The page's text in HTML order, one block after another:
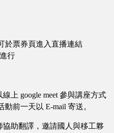
於票券頁進入直播連結
行
上 google meet 參與講座方式
前一天以 E-mail 寄送。
助翻譯，邀請國人與移工夥